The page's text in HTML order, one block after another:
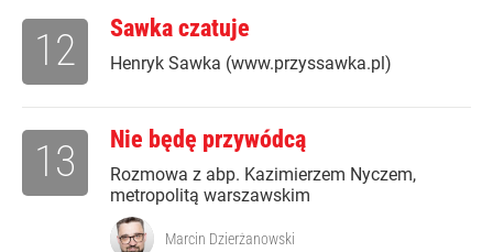
Sawka czatuje
Henryk Sawka (www.przyssawka.pl)
12
Nie będę przywódcą
Rozmowa z abp. Kazimierzem Nyczem,
metropolitą warszawskim
13
Marcin Dzierżanowski